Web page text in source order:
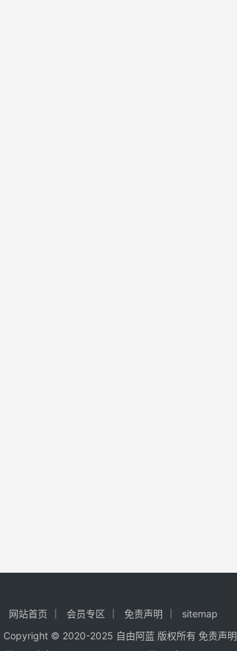
网站首页 会员专区 免责声明
sitemap
Copyright © 2020-2025 自由阿蓝 版权所有 免责声明